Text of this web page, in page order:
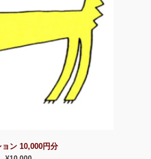
ン 10,000円分